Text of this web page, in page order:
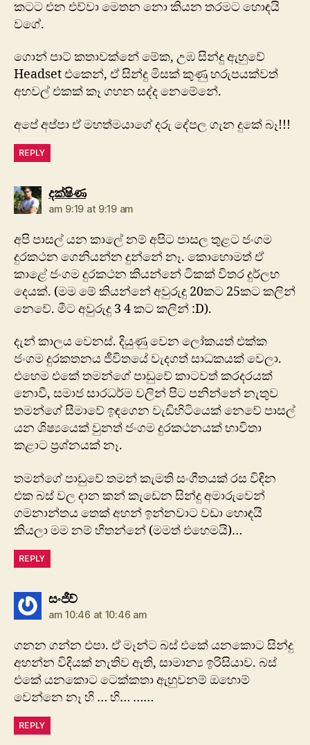
කටට එන එව්වා මෙතන නො කියන තරමට හොඳයි
වගේ.
ගොන් පාට් කතාවක්නේ මේක, උඹ සින්දු ඇහුවේ
Headset එකෙන්, ඒ සින්දු මිසක් කුණු හරුපයක්වත්
අහවල් එකක් කෑ ගහන සද්ද නෙමේනේ.
අපේ අප්පා ඒ මහත්මයාගේ දරු දේපල ගැන දුකේ බෑ!!!
REPLY
දක්ෂිණsays:
am 9:19 at 9:19 am
අපි පාසල් යන කාලේ නම් අපිට පාසල තුළට ජංගම
දුරකථන ගෙනියන්න දුන්නේ නෑ. කොහොමත් ඒ
කාළේ ජංගම දුරකථන කියන්නේ ටිකක් විතර දුර්ලභ
දෙයක්. (මම මේ කියන්නේ අවුරුදු 20කට 25කට කලින්
නෙවේ. මීට අවුරුදු 3 4 කට කලින් :D).
දැන් කාලය වෙනස්. දියුණු වෙන ලෝකයත් එක්ක
ජංගම දුරකතනය ජීවිතයේ වැදගත් සාධකයක් වෙලා.
එහෙම එකේ තමන්ගේ පාඩුවේ කාටවත් කරදරයක්
නොවී, සමාජ සාරධර්ම වලින් පිට පනින්නේ නැතුව
තමන්ගේ සීමාවේ ඉඳගෙන වැඩිහිටියෙක් නෙවේ පාසල්
යන ශිෂ්‍යයෙක් වුනත් ජංගම දුරකථනයක් භාවිතා
කළාට ප්‍රශ්නයක් නෑ.
තමන්ගේ පාඩුවේ තමන් කැමති සංගීතයක් රස විඳින
එක බස් වල දාන කන් කැඩෙන සින්දු අමාරුවෙන්
ගමනාන්තය තෙක් අහන් ඉන්නවා‍ට වඩා හොඳයි
කියලා මම නම් හිතන්නේ (මමත් එහෙමයි)…
REPLY
සංජීව්says:
am 10:46 at 10:46 am
ගනන ගන්න එපා. ඒ මෑන්ට බස් එකේ යනකොට සින්දු
අහන්න විදියක් නැතිව ඇති, සාමාන්‍ය ඉරිසියාව. බස්
එකේ යනකොට ටෙක්කතා ඇහුවනම් ඔහොම්
වෙන්නෙ නෑ හි … හි… ……
REPLY